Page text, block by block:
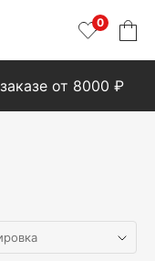
0
от 8000 ₽